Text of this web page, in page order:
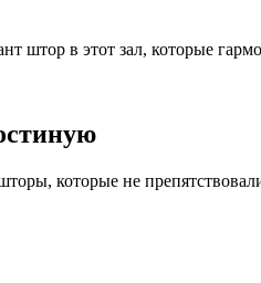
штор в этот зал, которые
которые не